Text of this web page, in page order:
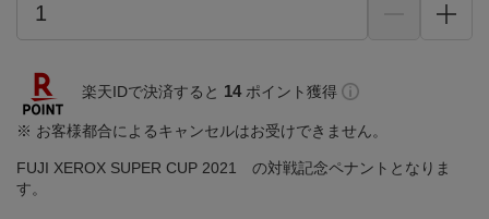
楽天IDで決済すると 14 ポイント獲得
※ お客様都合によるキャンセルはお受けできません。
FUJI XEROX SUPER CUP 2021 の対戦記念ペナントとなりま
す。